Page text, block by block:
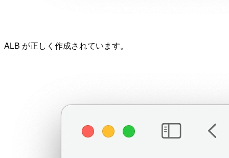
ALB が正しく作成されています。